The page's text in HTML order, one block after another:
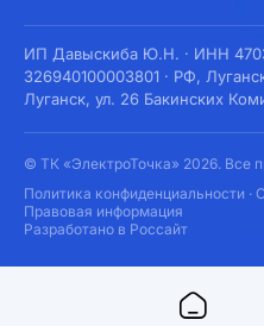
ИП Давыскиба Ю.Н. · ИНН
326940100003801 · РФ,
Луганск, ул. 26 Бакинских
© ТК «ЭлектроТочка» 2026. Все
Политика конфиденциальности ·
Правовая информация
Разработано в Россайт